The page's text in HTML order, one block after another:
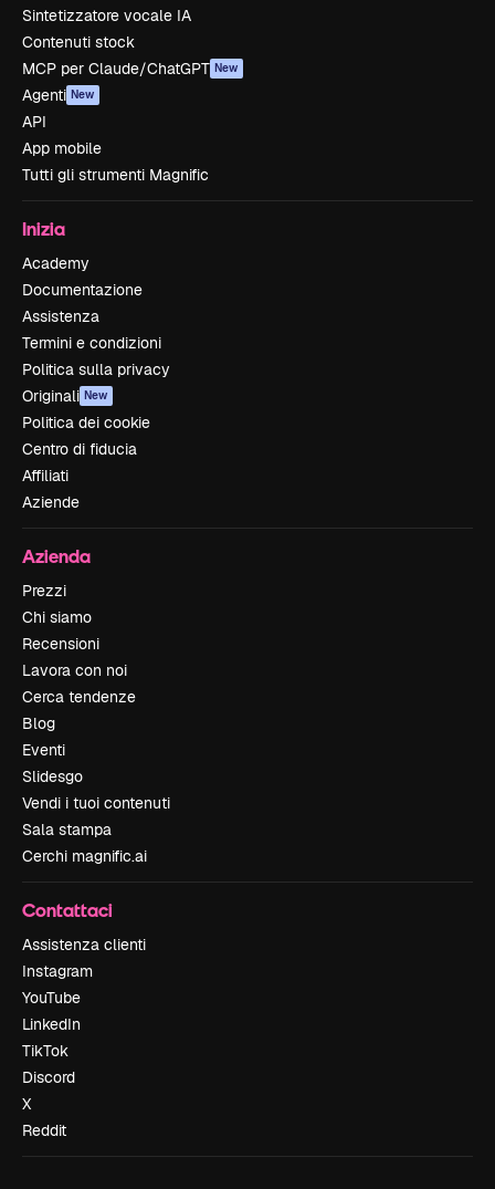
Sintetizzatore vocale IA
Contenuti stock
MCP per Claude/ChatGPT New
Agenti New
API
App mobile
Tutti gli strumenti Magnific
Inizia
Academy
Documentazione
Assistenza
Termini e condizioni
Politica sulla privacy
Originali New
Politica dei cookie
Centro di fiducia
Affiliati
Aziende
Azienda
Prezzi
Chi siamo
Recensioni
Lavora con noi
Cerca tendenze
Blog
Eventi
Slidesgo
Vendi i tuoi contenuti
Sala stampa
Cerchi magnific.ai
Contattaci
Assistenza clienti
Instagram
YouTube
LinkedIn
TikTok
Discord
X
Reddit